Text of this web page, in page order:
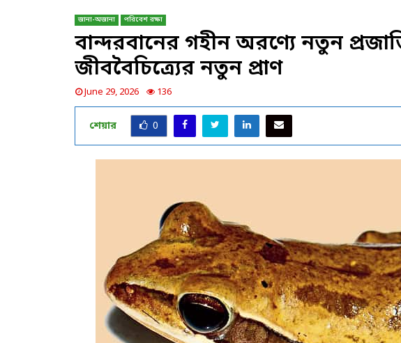
জানা-অজানা পরিবেশ রক্ষা
বান্দরবানের গহীন অরণ্যে নতুন
জীববৈচিত্র্যের নতুন প্রাণ
June 29, 2026 136
শেয়ার 0